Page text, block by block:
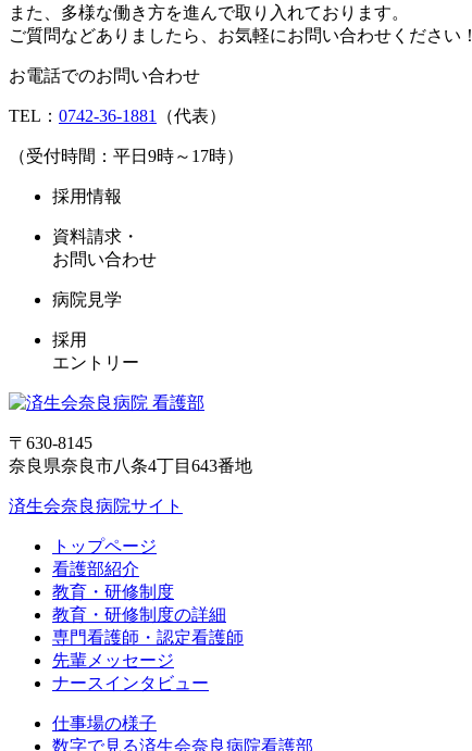
また、多様な働き方を進んで取り入れております。
ご質問などありましたら、お気軽にお問い合わせください！
お電話でのお問い合わせ
TEL： 0742-36-1881 （代表）
（受付時間：平日9時～17時）
採用情報
資料請求・
お問い合わせ
病院見学
採用
エントリー
〒630-8145
奈良県奈良市八条4丁目643番地
済生会奈良病院サイト
トップページ
看護部紹介
教育・研修制度
教育・研修制度の詳細
専門看護師・認定看護師
先輩メッセージ
ナースインタビュー
仕事場の様子
数字で見る済生会奈良病院看護部